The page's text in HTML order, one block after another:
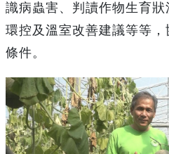
識病蟲害、判讀作物生育狀
環控及溫室改善建議等等
條件。